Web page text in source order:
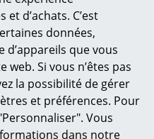
d’achats. C’est
données,
d’appareils que vous
Si vous n’êtes pas
la possibilité de gérer
et préférences. Pour
Vous
dans notre
de lit
à sa ville natale,